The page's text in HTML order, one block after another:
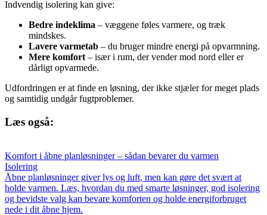
Indvendig isolering kan give:
Bedre indeklima – væggene føles varmere, og træk
mindskes.
Lavere varmetab – du bruger mindre energi på opvarmning.
Mere komfort– især i rum, der vender mod nord eller er
dårligt opvarmede.
Udfordringen er at finde en løsning, der ikke stjæler for meget plads
og samtidig undgår fugtproblemer.
Læs også:
Komfort i åbne planløsninger – sådan bevarer du varmen
Isolering
Åbne planløsninger giver lys og luft, men kan gøre det svært at
holde varmen. Læs, hvordan du med smarte løsninger, god isolering
og bevidste valg kan bevare komforten og holde energiforbruget
nede i dit åbne hjem.